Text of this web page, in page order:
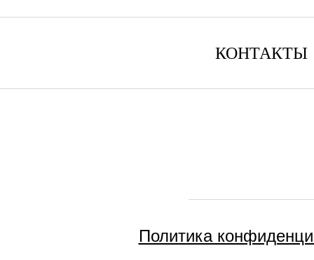
КОНТАКТЫ
Политика